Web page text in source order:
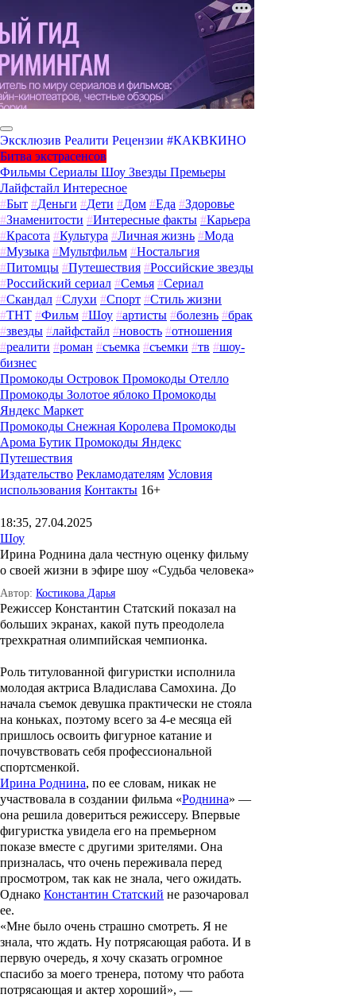
Эксклюзив Реалити Рецензии #КАКВКИНО
Битва экстрасенсов
Фильмы Сериалы Шоу Звезды Премьеры
Лайфстайл Интересное
#Быт #Деньги #Дети #Дом #Еда #Здоровье
#Знаменитости #Интересные факты #Карьера
#Красота #Культура #Личная жизнь #Мода
#Музыка #Мультфильм #Ностальгия
#Питомцы #Путешествия #Российские звезды
#Российский сериал #Семья #Сериал
#Скандал #Слухи #Спорт #Стиль жизни
#ТНТ #Фильм #Шоу #артисты #болезнь #брак
#звезды #лайфстайл #новость #отношения
#реалити #роман #съемка #съемки #тв #шоу-
бизнес
Промокоды Островок Промокоды Отелло
Промокоды Золотое яблоко Промокоды
Яндекс Маркет
Промокоды Снежная Королева Промокоды
Арома Бутик Промокоды Яндекс
Путешествия
Издательство Рекламодателям Условия
использования Контакты 16+
18:35, 27.04.2025
Шоу
Ирина Роднина дала честную оценку фильму
о своей жизни в эфире шоу «Судьба человека»
Автор: Костикова Дарья
Режиссер Константин Статский показал на
больших экранах, какой путь преодолела
трехкратная олимпийская чемпионка.
Роль титулованной фигуристки исполнила
молодая актриса Владислава Самохина. До
начала съемок девушка практически не стояла
на коньках, поэтому всего за 4-е месяца ей
пришлось освоить фигурное катание и
почувствовать себя профессиональной
спортсменкой.
Ирина Роднина, по ее словам, никак не
участвовала в создании фильма «Роднина» —
она решила довериться режиссеру. Впервые
фигуристка увидела его на премьерном
показе вместе с другими зрителями. Она
призналась, что очень переживала перед
просмотром, так как не знала, чего ожидать.
Однако Константин Статский не разочаровал
ее.
«Мне было очень страшно смотреть. Я не
знала, что ждать. Ну потрясающая работа. И в
первую очередь, я хочу сказать огромное
спасибо за моего тренера, потому что работа
потрясающая и актер хороший», —